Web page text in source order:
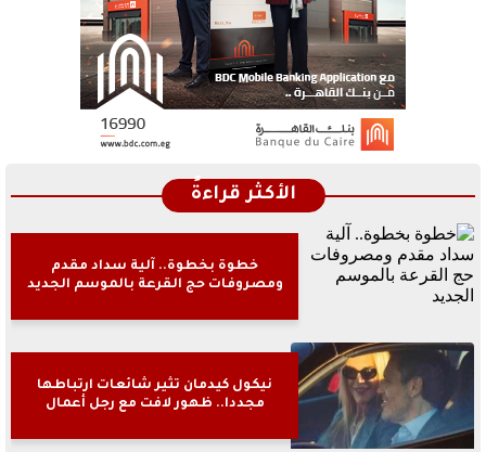
الأكثر قراءةً
خطوة بخطوة.. آلية سداد مقدم
ومصروفات حج القرعة بالموسم الجديد
نيكول كيدمان تثير شائعات ارتباطها
مجددا.. ظهور لافت مع رجل أعمال